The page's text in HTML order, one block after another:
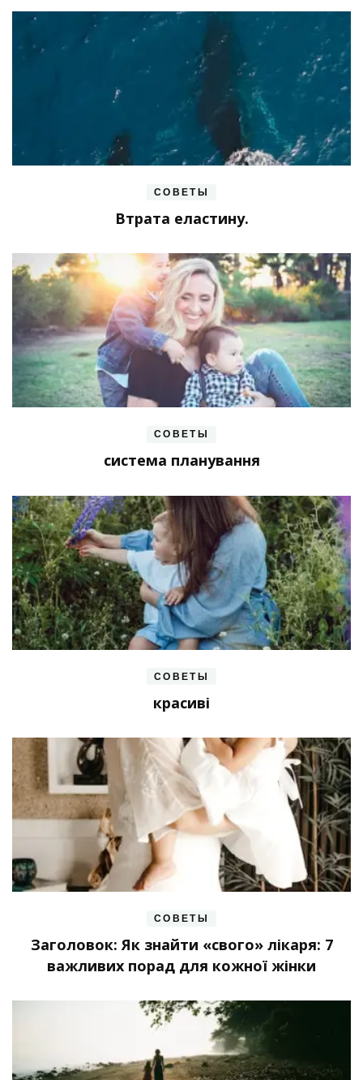
СОВЕТЫ
Втрата еластину.
СОВЕТЫ
система планування
СОВЕТЫ
красиві
СОВЕТЫ
Заголовок: Як знайти «свого» лікаря: 7
важливих порад для кожної жінки